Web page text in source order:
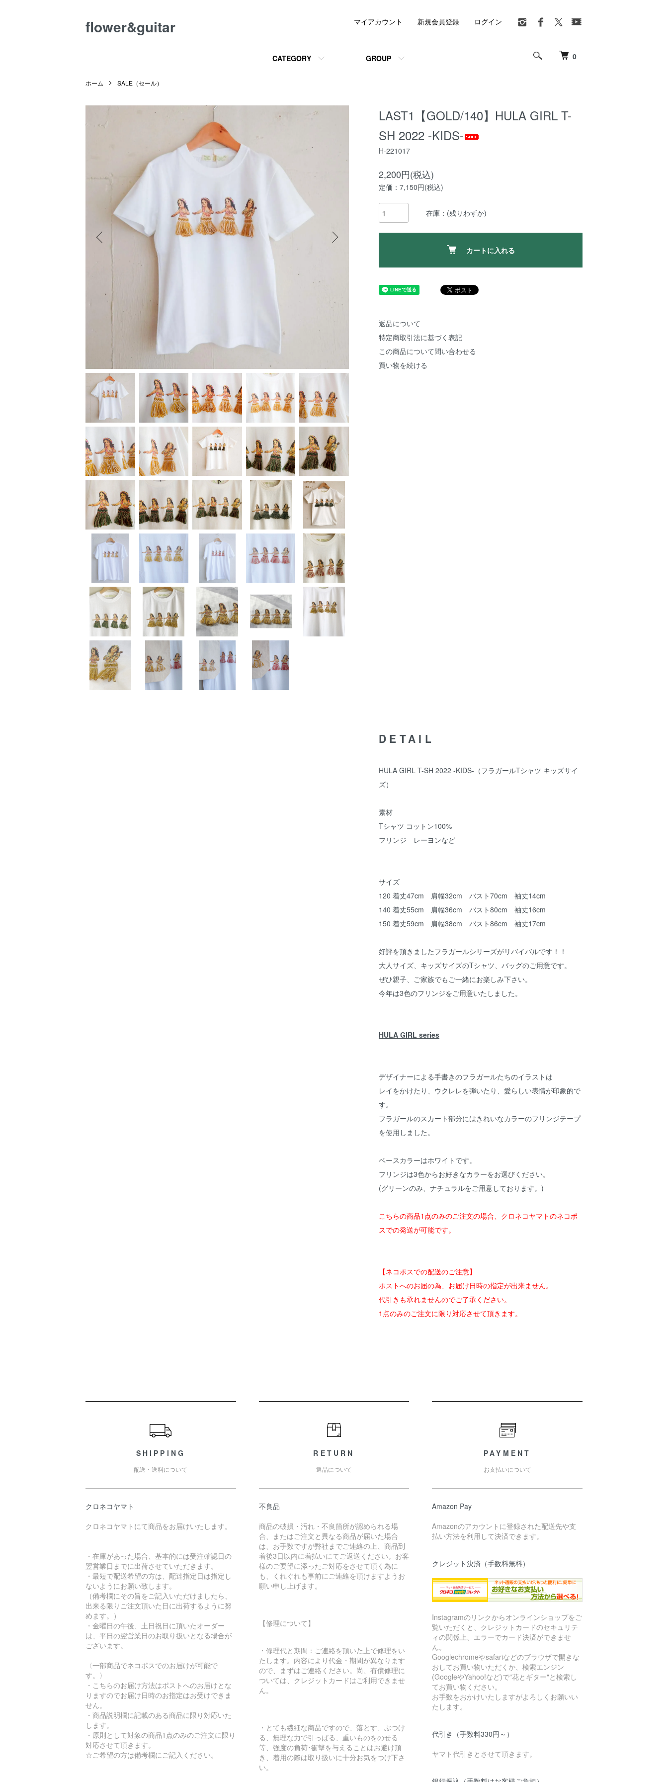
flower&guitar
0
CATEGORY GROUP
マイアカウント 新規会員登録 ログイン
ホーム SALE（セール）
LAST1【GOLD/140】HULA GIRL T-
SH 2022 -KIDS-
H-221017
2,200円(税込)
定価：7,150円(税込)
在庫：(残りわずか)
カートに入れる
返品について
特定商取引法に基づく表記
この商品について問い合わせる
買い物を続ける
DETAIL
HULA GIRL T-SH 2022 -KIDS-（フラガールTシャツ キッズサイ
ズ）
素材
Tシャツ コットン100%
フリンジ レーヨンなど
サイズ
120 着丈47cm 肩幅32cm バスト70cm 袖丈14cm
140 着丈55cm 肩幅36cm バスト80cm 袖丈16cm
150 着丈59cm 肩幅38cm バスト86cm 袖丈17cm
好評を頂きましたフラガールシリーズがリバイバルです！！
大人サイズ、キッズサイズのTシャツ、バッグのご用意です。
ぜひ親子、ご家族でもご一緒にお楽しみ下さい。
今年は3色のフリンジをご用意いたしました。
HULA GIRL series
デザイナーによる手書きのフラガールたちのイラストは
レイをかけたり、ウクレレを弾いたり、愛らしい表情が印象的で
す。
フラガールのスカート部分にはきれいなカラーのフリンジテープ
を使用しました。
ベースカラーはホワイトです。
フリンジは3色からお好きなカラーをお選びください。
(グリーンのみ、ナチュラルをご用意しております。)
こちらの商品1点のみのご注文の場合、クロネコヤマトのネコポ
スでの発送が可能です。
【ネコポスでの配送のご注意】
ポストへのお届の為、お届け日時の指定が出来ません。
代引きも承れませんのでご了承ください。
1点のみのご注文に限り対応させて頂きます。
SHIPPING
配送・送料について
クロネコヤマト
クロネコヤマトにて商品をお届けいたします。
・在庫があった場合、基本的には受注確認日の
翌営業日までに出荷させていただきます。
・最短で配送希望の方は、配達指定日は指定し
ないようにお願い致します。
（備考欄にその旨をご記入いただけましたら、
出来る限りご注文頂いた日に出荷するように努
めます。）
・金曜日の午後、土日祝日に頂いたオーダー
は、平日の翌営業日のお取り扱いとなる場合が
ございます。
〈一部商品でネコポスでのお届けが可能で
す。〉
・こちらのお届け方法はポストへのお届けとな
りますのでお届け日時のお指定はお受けできま
せん。
・商品説明欄に記載のある商品に限り対応いた
します。
・原則として対象の商品1点のみのご注文に限り
対応させて頂きます。
☆ご希望の方は備考欄にご記入ください。
RETURN
返品について
不良品
商品の破損・汚れ・不良箇所が認められる場
合、またはご注文と異なる商品が届いた場合
は、お手数ですが弊社までご連絡の上、商品到
着後3日以内に着払いにてご返送ください。お客
様のご要望に添ったご対応をさせて頂く為に
も、くれぐれも事前にご連絡を頂けますようお
願い申し上げます。
【修理について】
・修理代と期間：ご連絡を頂いた上で修理をい
たします。内容により代金・期間が異なります
ので、まずはご連絡ください。尚、有償修理に
ついては、クレジットカードはご利用できませ
ん。
・とても繊細な商品ですので、落とす、ぶつけ
る、無理な力で引っぱる、重いものをのせる
等、強度の負荷･衝撃を与えることはお避け頂
き、着用の際は取り扱いに十分お気をつけ下さ
い。
PAYMENT
お支払いについて
Amazon Pay
Amazonのアカウントに登録された配送先や支
払い方法を利用して決済できます。
クレジット決済（手数料無料）
Instagramのリンクからオンラインショップをご
覧いただくと、クレジットカードのセキュリテ
ィの関係上、エラーでカード決済ができませ
ん。
Googlechromeやsafariなどのブラウザで開きな
おしてお買い物いただくか、検索エンジン
(GoogleやYahoo!など)で"花とギター"と検索し
てお買い物ください。
お手数をおかけいたしますがよろしくお願いい
たします。
代引き（手数料330円～）
ヤマト代引きとさせて頂きます。